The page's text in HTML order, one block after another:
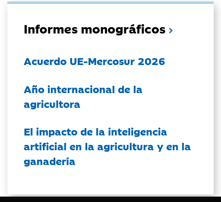
Informes monográficos
Acuerdo UE-Mercosur 2026
Año internacional de la
agricultora
El impacto de la inteligencia
artificial en la agricultura y en la
ganadería